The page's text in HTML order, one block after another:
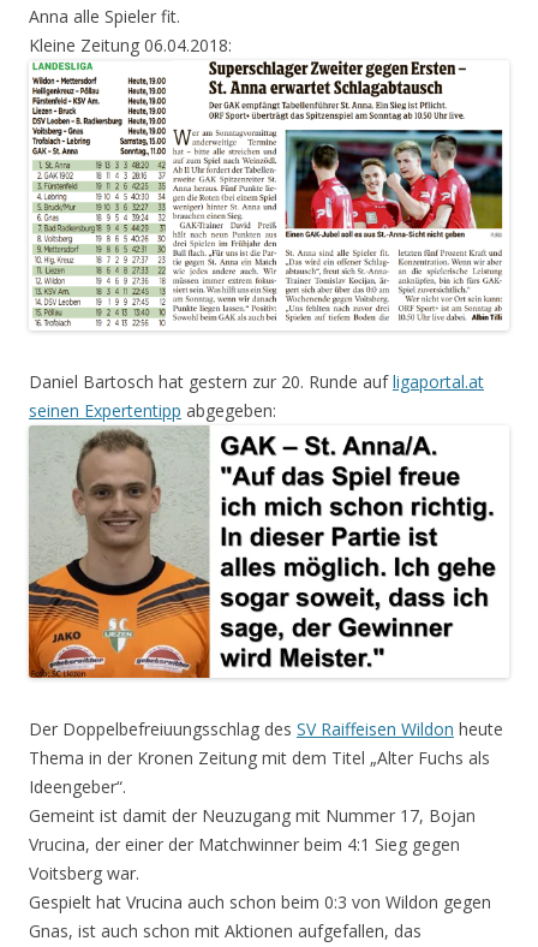
Anna alle Spieler fit.
Kleine Zeitung 06.04.2018:
Daniel Bartosch hat gestern zur 20. Runde aufligaportal.at
seinen Expertentipp abgegeben:
Der Doppelbefreiuungsschlag des SV Raiffeisen Wildon heute
Thema in der Kronen Zeitung mit dem Titel „Alter Fuchs als
Ideengeber“.
Gemeint ist damit der Neuzugang mit Nummer 17, Bojan
Vrucina, der einer der Matchwinner beim 4:1 Sieg gegen
Voitsberg war.
Gespielt hat Vrucina auch schon beim 0:3 von Wildon gegen
Gnas, ist auch schon mit Aktionen aufgefallen, das